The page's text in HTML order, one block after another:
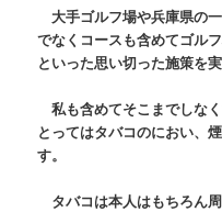
大手ゴルフ場や兵庫県の
でなくコースも含めてゴル
といった思い切った施策を
私も含めてそこまでしな
とってはタバコのにおい、
す。
タバコは本人はもちろん